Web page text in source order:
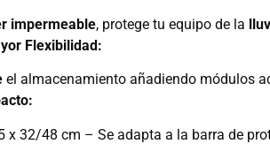
impermeable, protege tu equipo de la
Flexibilidad:
el almacenamiento añadiendo módulos
x 32/48 cm – Se adapta a la barra de